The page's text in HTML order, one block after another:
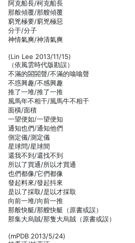
阿克船長/柯克船長
那般傾覆/那艘傾覆
窮兇極要/窮兇極惡
分于/分子
神情氣爽/神清氣爽
(Lin Lee 2013/11/15)
（依風雲時代版勘誤）
不滿的閤閤聲/不滿的噏噏聲
不惑興趣/不感興趣
推了一堆/推了一推
風馬年不相干/風馬牛不相干
面橫/面積
一望便如/一望便知
通知也們/通知他們
側定儀/測定儀
星球問/星球間
還我不到/還找不到
所以了買通/所以才買通
也們都像/它們都像
發起料來/發起抖來
是以了採取/是以才採取
向前一堆/向前一推
那般快艇/那艘快艇（原書或誤）
那集大烏賊/那隻大烏賊（原書或誤）
(mPDB 2013/5/24)